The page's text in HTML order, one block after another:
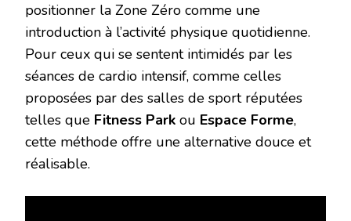
positionner la Zone Zéro comme une
introduction à l’activité physique quotidienne.
Pour ceux qui se sentent intimidés par les
séances de cardio intensif, comme celles
proposées par des salles de sport réputées
telles que Fitness Park ou Espace Forme,
cette méthode offre une alternative douce et
réalisable.